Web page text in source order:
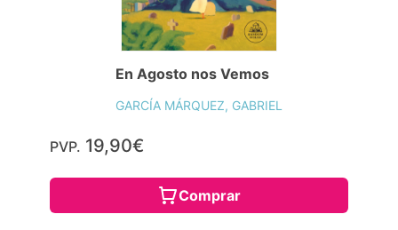
En Agosto nos Vemos
GARCÍA MÁRQUEZ, GABRIEL
PVP. 19,90€
Comprar